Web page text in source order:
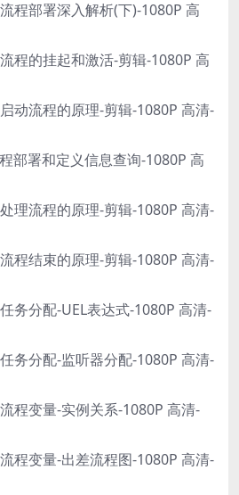
程部署深入解析(下)-1080P 高
程的挂起和激活-剪辑-1080P 高
动流程的原理-剪辑-1080P 高清-
部署和定义信息查询-1080P 高
理流程的原理-剪辑-1080P 高清-
程结束的原理-剪辑-1080P 高清-
务分配-UEL表达式-1080P 高清-
务分配-监听器分配-1080P 高清-
程变量-实例关系-1080P 高清-
程变量-出差流程图-1080P 高清-